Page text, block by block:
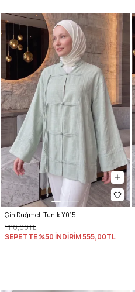
Çin Düğmeli Tunik Y0158 - ÇAĞLA YEŞİLİ
1.110,00TL
SEPETTE %50 İNDİRİM555,00TL